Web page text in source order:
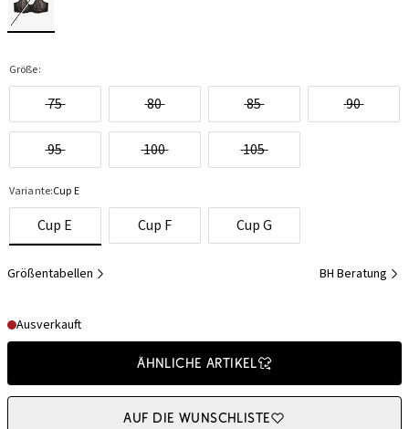
Größe:
75 80 85 90
95 100 105
Variante:Cup E
Cup E Cup F Cup G
Größentabellen BH Beratung
Ausverkauft
Ähnliche Artikel
Auf die Wunschliste